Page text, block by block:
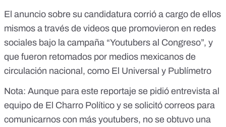
El anuncio sobre su candidatura corrió a cargo de ellos
mismos a través de videos que promovieron en redes
sociales bajo la campaña “Youtubers al Congreso”, y
que fueron retomados por medios mexicanos de
circulación nacional, como El Universal y Publímetro
Nota: Aunque para este reportaje se pidió entrevista al
equipo de El Charro Político y se solicitó correos para
comunicarnos con más youtubers, no se obtuvo una